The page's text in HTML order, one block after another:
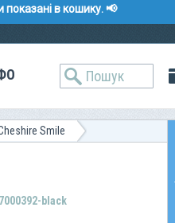
в кошику. 📢
Smile
black